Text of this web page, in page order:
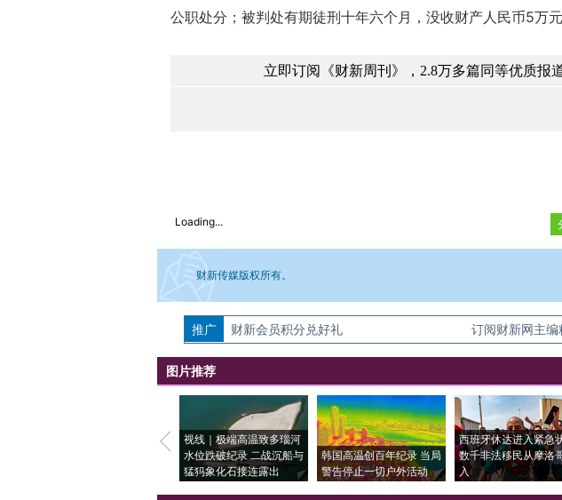
公职处分；被判处有期徒刑十年六个月，没收财产人民币5万元
立即订阅《财新周刊》，2.8万多篇同等优质报
Loading...
财新传媒版权所有。
如需刊登转载请点击右侧按钮，提交相关信息。经确认即可刊登转载。
推广 财新会员积分兑好礼 订阅财新网主编
图片推荐
视线｜极端高温致多瑙河
水位跌破纪录 二战沉船与
猛犸象化石接连露出
韩国高温创百年纪录 当局
警告停止一切户外活动
西班牙休达进入紧急
数千非法移民从摩洛
入